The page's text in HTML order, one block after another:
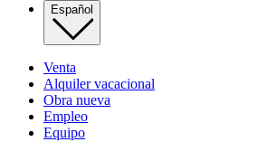
Español
Venta
Alquiler vacacional
Obra nueva
Empleo
Equipo